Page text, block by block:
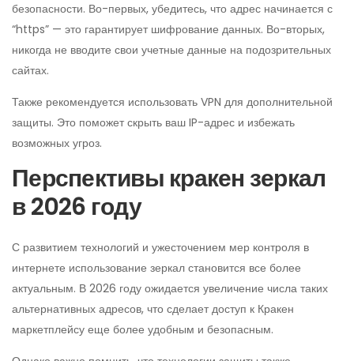
безопасности. Во-первых, убедитесь, что адрес начинается с
“https” — это гарантирует шифрование данных. Во-вторых,
никогда не вводите свои учетные данные на подозрительных
сайтах.
Также рекомендуется использовать VPN для дополнительной
защиты. Это поможет скрыть ваш IP-адрес и избежать
возможных угроз.
Перспективы кракен зеркал
в 2026 году
С развитием технологий и ужесточением мер контроля в
интернете использование зеркал становится все более
актуальным. В 2026 году ожидается увеличение числа таких
альтернативных адресов, что сделает доступ к Кракен
маркетплейсу еще более удобным и безопасным.